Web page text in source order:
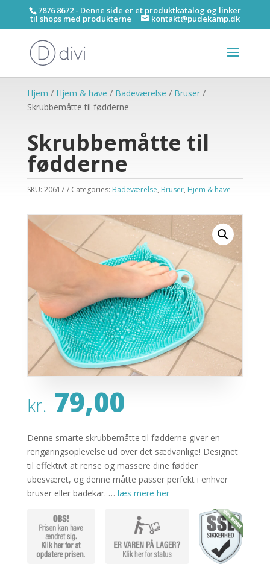
7876 8672 - Denne side er et produktkatalog og linker
til shops med produkterne kontakt@pudekamp.dk
Hjem / Hjem & have / Badeværelse / Bruser/
Skrubbemåtte til fødderne
Skrubbemåtte til
fødderne
SKU: 20617 Categories: Badeværelse, Bruser, Hjem & have
kr. 79,00
Denne smarte skrubbemåtte til fødderne giver en
rengøringsoplevelse ud over det sædvanlige! Designet
til effektivt at rense og massere dine fødder
ubesværet, og denne måtte passer perfekt i enhver
bruser eller badekar. … læs mere her